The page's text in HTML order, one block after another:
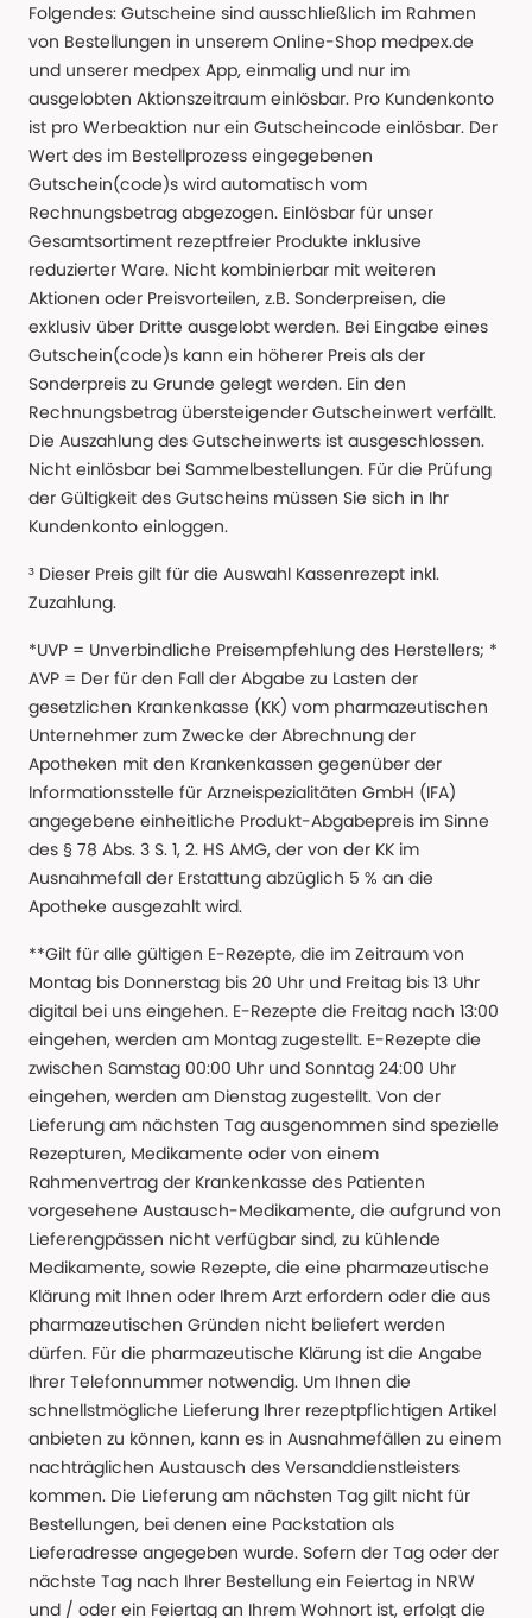
Folgendes: Gutscheine sind ausschließlich im Rahmen
von Bestellungen in unserem Online-Shop medpex.de
und unserer medpex App, einmalig und nur im
ausgelobten Aktionszeitraum einlösbar. Pro Kundenkonto
ist pro Werbeaktion nur ein Gutscheincode einlösbar. Der
Wert des im Bestellprozess eingegebenen
Gutschein(code)s wird automatisch vom
Rechnungsbetrag abgezogen. Einlösbar für unser
Gesamtsortiment rezeptfreier Produkte inklusive
reduzierter Ware. Nicht kombinierbar mit weiteren
Aktionen oder Preisvorteilen, z.B. Sonderpreisen, die
exklusiv über Dritte ausgelobt werden. Bei Eingabe eines
Gutschein(code)s kann ein höherer Preis als der
Sonderpreis zu Grunde gelegt werden. Ein den
Rechnungsbetrag übersteigender Gutscheinwert verfällt.
Die Auszahlung des Gutscheinwerts ist ausgeschlossen.
Nicht einlösbar bei Sammelbestellungen. Für die Prüfung
der Gültigkeit des Gutscheins müssen Sie sich in Ihr
Kundenkonto einloggen.
³ Dieser Preis gilt für die Auswahl Kassenrezept inkl.
Zuzahlung.
*UVP = Unverbindliche Preisempfehlung des Herstellers; *
AVP = Der für den Fall der Abgabe zu Lasten der
gesetzlichen Krankenkasse (KK) vom pharmazeutischen
Unternehmer zum Zwecke der Abrechnung der
Apotheken mit den Krankenkassen gegenüber der
Informationsstelle für Arzneispezialitäten GmbH (IFA)
angegebene einheitliche Produkt-Abgabepreis im Sinne
des § 78 Abs. 3 S. 1, 2. HS AMG, der von der KK im
Ausnahmefall der Erstattung abzüglich 5 % an die
Apotheke ausgezahlt wird.
**Gilt für alle gültigen E-Rezepte, die im Zeitraum von
Montag bis Donnerstag bis 20 Uhr und Freitag bis 13 Uhr
digital bei uns eingehen. E-Rezepte die Freitag nach 13:00
eingehen, werden am Montag zugestellt. E-Rezepte die
zwischen Samstag 00:00 Uhr und Sonntag 24:00 Uhr
eingehen, werden am Dienstag zugestellt. Von der
Lieferung am nächsten Tag ausgenommen sind spezielle
Rezepturen, Medikamente oder von einem
Rahmenvertrag der Krankenkasse des Patienten
vorgesehene Austausch-Medikamente, die aufgrund von
Lieferengpässen nicht verfügbar sind, zu kühlende
Medikamente, sowie Rezepte, die eine pharmazeutische
Klärung mit Ihnen oder Ihrem Arzt erfordern oder die aus
pharmazeutischen Gründen nicht beliefert werden
dürfen. Für die pharmazeutische Klärung ist die Angabe
Ihrer Telefonnummer notwendig. Um Ihnen die
schnellstmögliche Lieferung Ihrer rezeptpflichtigen Artikel
anbieten zu können, kann es in Ausnahmefällen zu einem
nachträglichen Austausch des Versanddienstleisters
kommen. Die Lieferung am nächsten Tag gilt nicht für
Bestellungen, bei denen eine Packstation als
Lieferadresse angegeben wurde. Sofern der Tag oder der
nächste Tag nach Ihrer Bestellung ein Feiertag in NRW
und / oder ein Feiertag an Ihrem Wohnort ist, erfolgt die